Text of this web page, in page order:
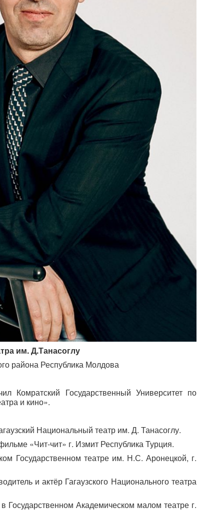
им. Д.Танасоглу
района Республика Молдова
Комратский Государственный Университет по
и кино».
Национальный театр им. Д. Танасоглу.
«Чит-чит» г. Измит Республика Турция.
Государственном театре им. Н.С. Аронецкой, г.
и актёр Гагаузского Национального театра
Академическом малом театре г.